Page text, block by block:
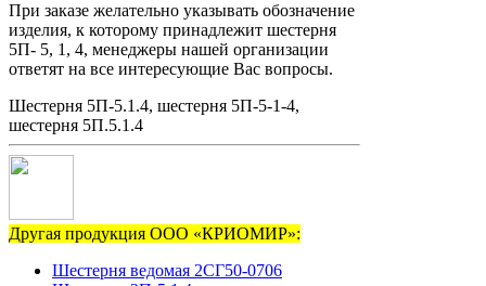
При заказе желательно указывать обозначение
изделия, к которому принадлежит шестерня
5П- 5, 1, 4, менеджеры нашей организации
ответят на все интересующие Вас вопросы.
Шестерня 5П-5.1.4, шестерня 5П-5-1-4,
шестерня 5П.5.1.4
Другая продукция ООО «КРИОМИР»:
Шестерня ведомая 2СГ50-0706